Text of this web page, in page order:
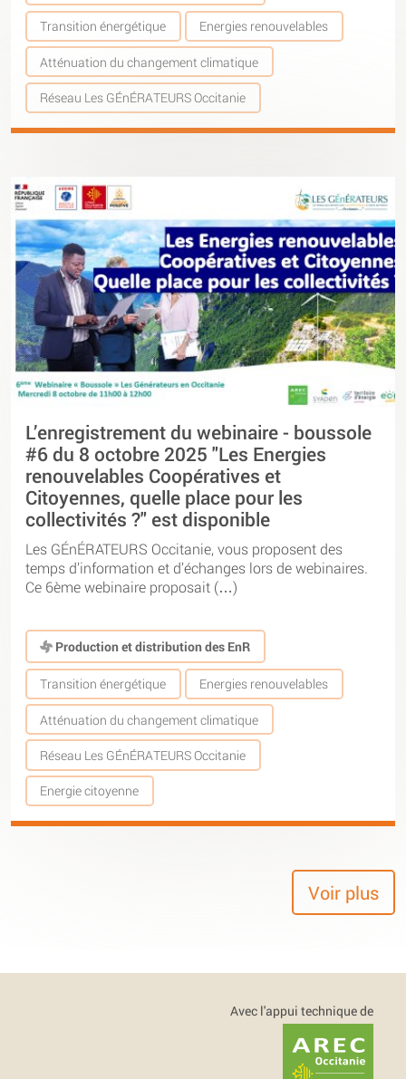
Transition énergétique Energies renouvelables
Atténuation du changement climatique
Réseau Les GÉnÉRATEURS Occitanie
L’enregistrement du webinaire - boussole
#6 du 8 octobre 2025 "Les Energies
renouvelables Coopératives et
Citoyennes, quelle place pour les
collectivités ?" est disponible
Les GÉnÉRATEURS Occitanie, vous proposent des
temps d’information et d’échanges lors de webinaires.
Ce 6ème webinaire proposait (…)
Production et distribution des EnR
Transition énergétique Energies renouvelables
Atténuation du changement climatique
Réseau Les GÉnÉRATEURS Occitanie
Energie citoyenne
Voir plus
Avec l'appui technique de